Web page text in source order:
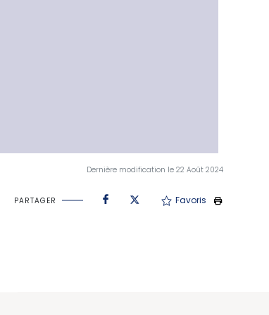
Dernière modification le 22 Août 2024
PARTAGER Favoris